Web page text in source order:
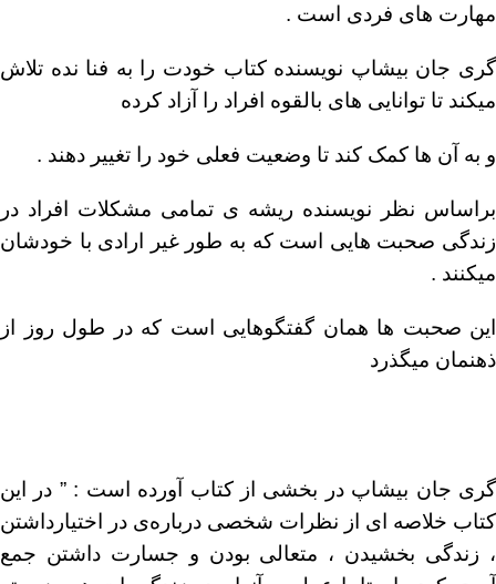
مهارت های فردی است .
گری جان بیشاپ نویسنده کتاب خودت را به فنا نده تلاش
میکند تا توانایی های بالقوه افراد را آزاد کرده
و به آن ها کمک کند تا وضعیت فعلی خود را تغییر دهند .
براساس نظر نویسنده ریشه ی تمامی مشکلات افراد در
زندگی صحبت هایی است که به طور غیر ارادی با خودشان
میکنند .
این صحبت ها همان گفتگوهایی است که در طول روز از
ذهنمان میگذرد
گری جان بیشاپ در بخشی از کتاب آورده است : ” در این
کتاب خلاصه ای از نظرات شخصی درباره‌ی در اختیارداشتن
، زندگی بخشیدن ، متعالی بودن و جسارت داشتن جمع